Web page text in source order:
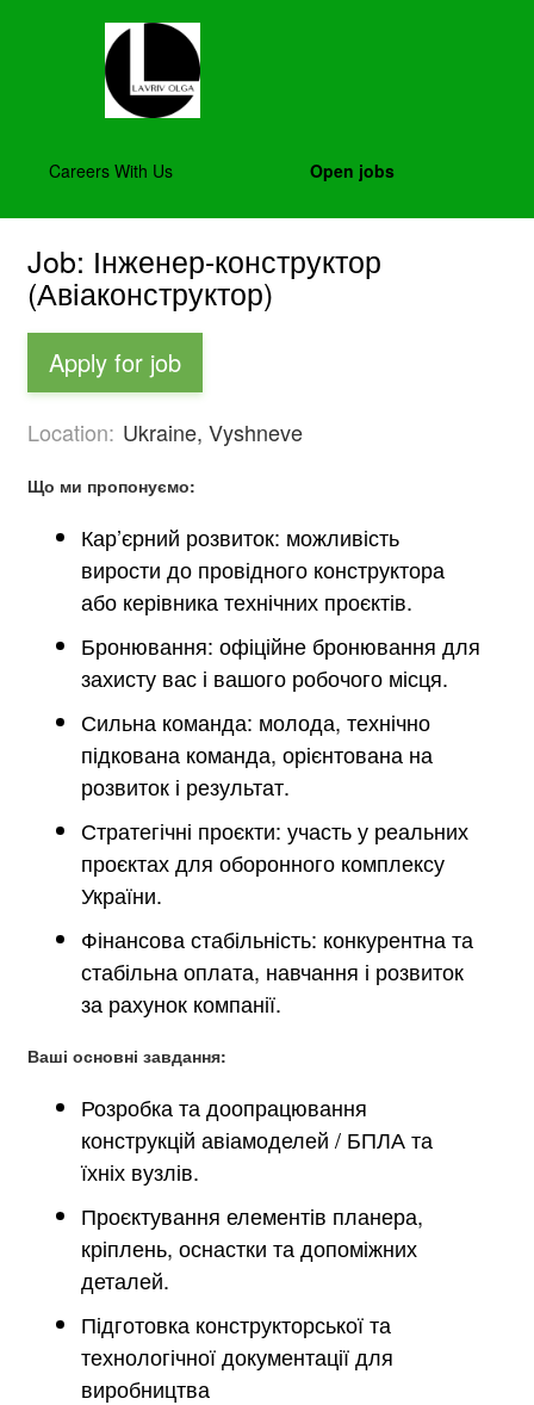
Careers With Us Open jobs
Job: Інженер-конструктор
(Авіаконструктор)
Apply for job
Location: Ukraine, Vyshneve
Що ми пропонуємо:
Кар’єрний розвиток: можливість
вирости до провідного конструктора
або керівника технічних проєктів.
Бронювання: офіційне бронювання для
захисту вас і вашого робочого місця.
Сильна команда: молода, технічно
підкована команда, орієнтована на
розвиток і результат.
Стратегічні проєкти: участь у реальних
проєктах для оборонного комплексу
України.
Фінансова стабільність: конкурентна та
стабільна оплата, навчання і розвиток
за рахунок компанії.
Ваші основні завдання:
Розробка та доопрацювання
конструкцій авіамоделей / БПЛА та
їхніх вузлів.
Проєктування елементів планера,
кріплень, оснастки та допоміжних
деталей.
Підготовка конструкторської та
технологічної документації для
виробництва